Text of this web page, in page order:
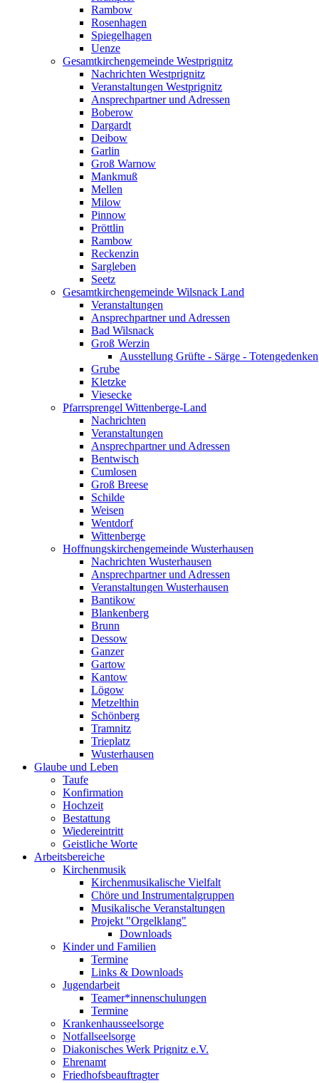
Rambow
Rosenhagen
Spiegelhagen
Uenze
Gesamtkirchengemeinde Westprignitz
Nachrichten Westprignitz
Veranstaltungen Westprignitz
Ansprechpartner und Adressen
Boberow
Dargardt
Deibow
Garlin
Groß Warnow
Mankmuß
Mellen
Milow
Pinnow
Pröttlin
Rambow
Reckenzin
Sargleben
Seetz
Gesamtkirchengemeinde Wilsnack Land
Veranstaltungen
Ansprechpartner und Adressen
Bad Wilsnack
Groß Werzin
Ausstellung Grüfte - Särge - Totengedenken
Grube
Kletzke
Viesecke
Pfarrsprengel Wittenberge-Land
Nachrichten
Veranstaltungen
Ansprechpartner und Adressen
Bentwisch
Cumlosen
Groß Breese
Schilde
Weisen
Wentdorf
Wittenberge
Hoffnungskirchengemeinde Wusterhausen
Nachrichten Wusterhausen
Ansprechpartner und Adressen
Veranstaltungen Wusterhausen
Bantikow
Blankenberg
Brunn
Dessow
Ganzer
Gartow
Kantow
Lögow
Metzelthin
Schönberg
Tramnitz
Trieplatz
Wusterhausen
Glaube und Leben
Taufe
Konfirmation
Hochzeit
Bestattung
Wiedereintritt
Geistliche Worte
Arbeitsbereiche
Kirchenmusik
Kirchenmusikalische Vielfalt
Chöre und Instrumentalgruppen
Musikalische Veranstaltungen
Projekt "Orgelklang"
Downloads
Kinder und Familien
Termine
Links & Downloads
Jugendarbeit
Teamer*innenschulungen
Termine
Krankenhausseelsorge
Notfallseelsorge
Diakonisches Werk Prignitz e.V.
Ehrenamt
Friedhofsbeauftragter